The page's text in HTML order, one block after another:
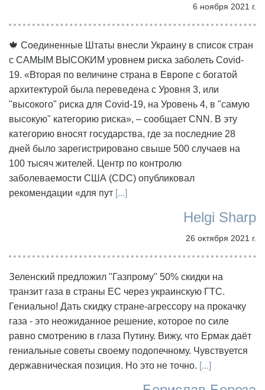
6 ноября 2021 г.
🍁 Соединенные Штаты внесли Украину в список стран
с САМЫМ ВЫСОКИМ уровнем риска заболеть Covid-
19. «Вторая по величине страна в Европе с богатой
архитектурой была переведена с Уровня 3, или
"высокого" риска для Covid-19, на Уровень 4, в "самую
высокую" категорию риска», – сообщает CNN. В эту
категорию вносят государства, где за последние 28
дней было зарегистрировано свыше 500 случаев на
100 тысяч жителей. Центр по контролю
заболеваемости США (CDC) опубликовал
рекомендации «для пут [...]
Helgi Sharp
26 октября 2021 г.
Зеленский предложил "Газпрому" 50% скидки на
транзит газа в страны ЕС через украинскую ГТС.
Гениально! Дать скидку стране-агрессору на прокачку
газа - это неожиданное решение, которое по силе
равно смотрению в глаза Путину. Вижу, что Ермак даёт
гениальные советы своему подопечному. Чувствуется
державническая позиция. Но это не точно. [...]